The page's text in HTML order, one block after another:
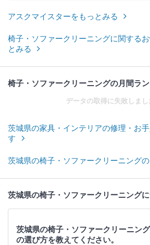
アスクマイスターをもっとみる
椅子・ソファークリーニングに関する
とみる
椅子・ソファークリーニングの月間ラ
データの取得に失敗しまし
茨城県の家具・インテリアの修理・お
す
茨城県の椅子・ソファークリーニング
茨城県の椅子・ソファークリーニング
茨城県の椅子・ソファークリーニン
の選び方を教えてください。